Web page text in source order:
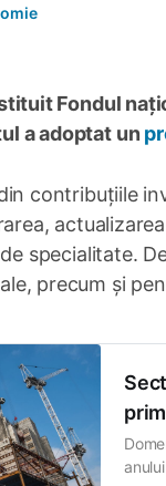
Fondul
a adoptat un
contribuțiile
specialitate.
precum și